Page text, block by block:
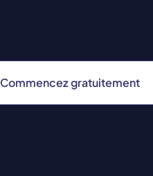
Commencez gratuitement